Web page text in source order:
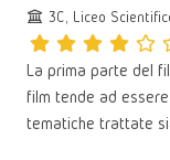
3C, Liceo
La prima parte del
film tende ad
tematiche trattate